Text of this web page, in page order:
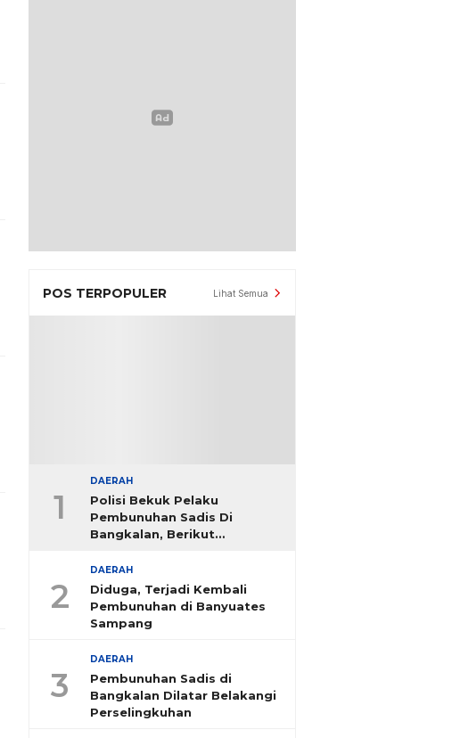
POS TERPOPULER Lihat Semua
1
DAERAH
Polisi Bekuk Pelaku
Pembunuhan Sadis Di
Bangkalan, Berikut
2
DAERAH
Diduga, Terjadi Kembali
Pembunuhan di Banyuates
Sampang
3
DAERAH
Pembunuhan Sadis di
Bangkalan Dilatar Belakangi
Perselingkuhan